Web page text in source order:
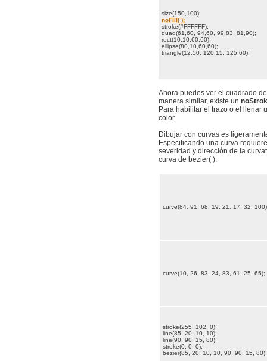
size(150,100);
noFill( );
stroke(#FFFFFF);
quad(61,60, 94,60, 99,83, 81,90);
rect(10,10,60,60);
ellipse(80,10,60,60);
triangle(12,50, 120,15, 125,60);
Ahora puedes ver el cuadrado
manera similar, existe un
Para habilitar el trazo o el llenar
color.
Dibujar con curvas es
Especificando una curva
severidad y dirección de la
curva de bezier( ).
curve(84, 91, 68, 19, 21, 17, 32,
curve(10, 26, 83, 24, 83, 61, 25, 65);
stroke(255, 102, 0);
line(85, 20, 10, 10);
line(90, 90, 15, 80);
stroke(0, 0, 0);
bezier(85, 20, 10, 10, 90, 90, 15, 80);